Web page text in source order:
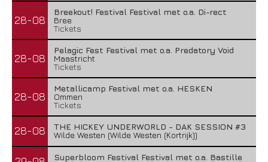
28-08
Breekout! Festival Festival met o.a. Di-rect
Bree
Tickets
28-08
Pelagic Fest Festival met o.a. Predatory Void
Maastricht
Tickets
28-08
Metallicamp Festival met o.a. HESKEN
Ommen
Tickets
28-08
THE HICKEY UNDERWORLD - DAK SESSION #3
Wilde Westen (Wilde Westen (Kortrijk))
Superbloom Festival Festival met o.a. Bastille